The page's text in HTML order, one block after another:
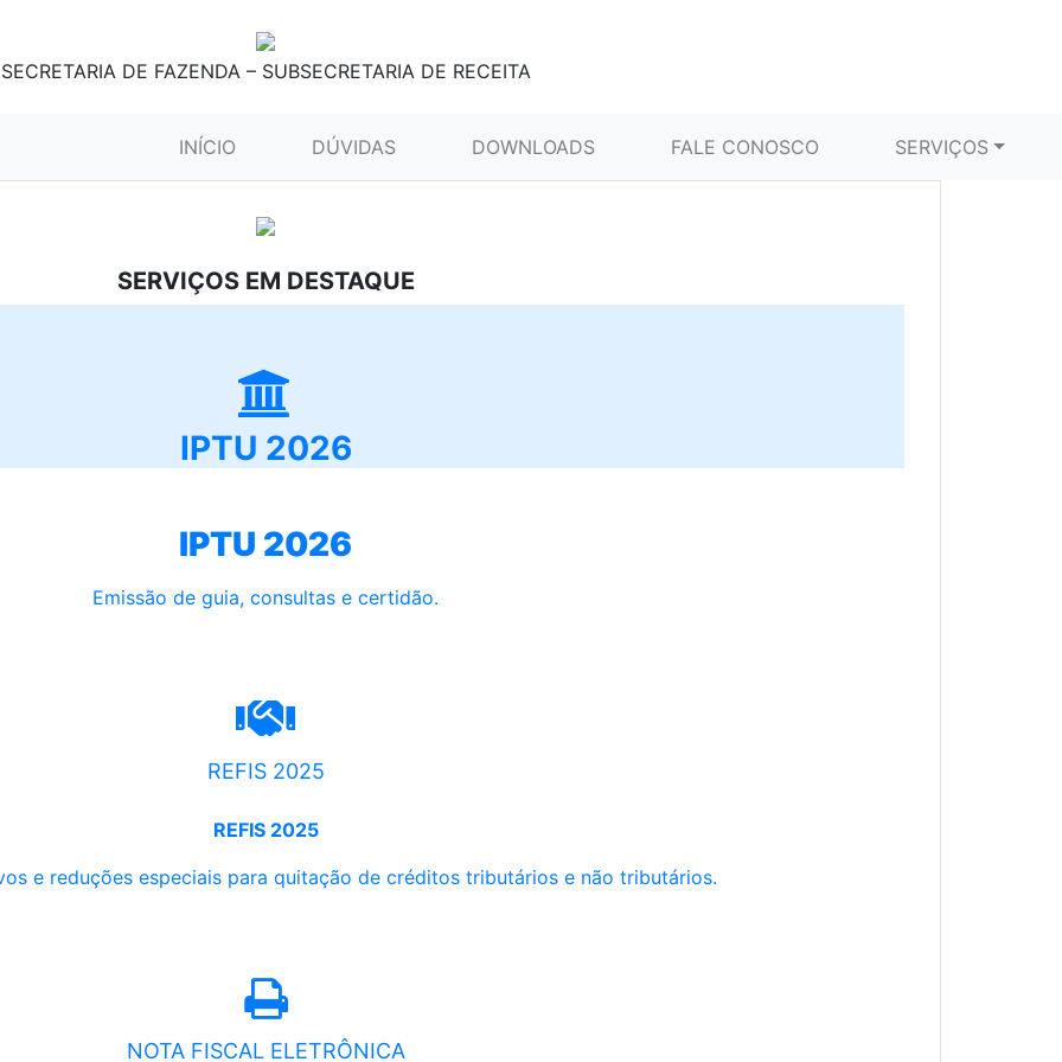
SECRETARIA DE FAZENDA – SUBSECRETARIA DE RECEITA
INÍCIO (CURRENT)DÚVIDAS DOWNLOADS FALE CONOSCO SERVIÇOS
SERVIÇOS EM DESTAQUE
IPTU 2026
IPTU 2026
Emissão de guia, consultas e certidão.
REFIS 2025
REFIS 2025
e reduções especiais para quitação de créditos tributários e não tributários.
NOTA FISCAL ELETRÔNICA